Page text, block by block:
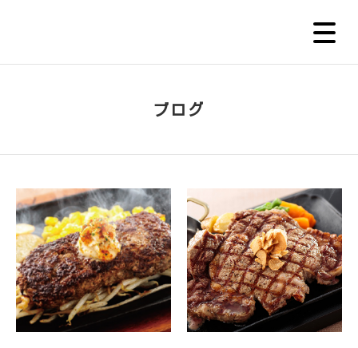
ブログ